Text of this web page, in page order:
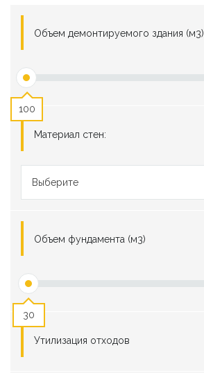
Объем демонтируемого здания (м3)
100
Материал стен:
Выберите
Объем фундамента (м3)
30
Утилизация отходов